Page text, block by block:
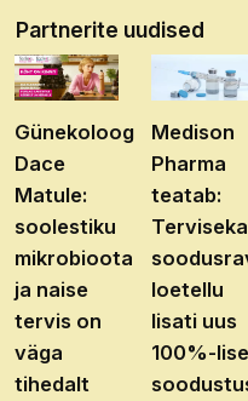
Partnerite uudised
Günekoloog
Dace
Matule:
soolestiku
mikrobioota
ja naise
tervis on
väga
tihedalt
Medison
Pharma
teatab:
loetellu
lisati uus
100%-lise